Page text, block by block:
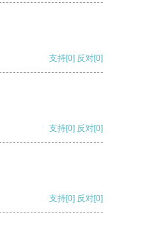
支持[0] 反对[0]
支持[0] 反对[0]
支持[0] 反对[0]